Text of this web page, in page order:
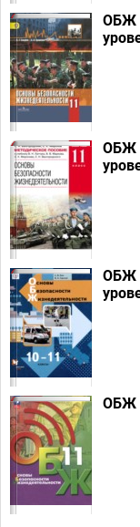
ОБЖ
ОБЖ
ОБЖ
ОБЖ